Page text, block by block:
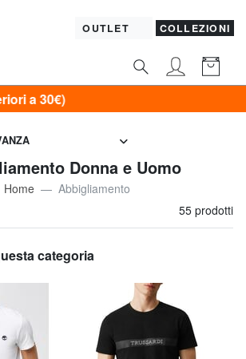
OUTLET COLLEZIONI
Donna e Uomo
Home
Abbigliamento
55 prodotti
categoria